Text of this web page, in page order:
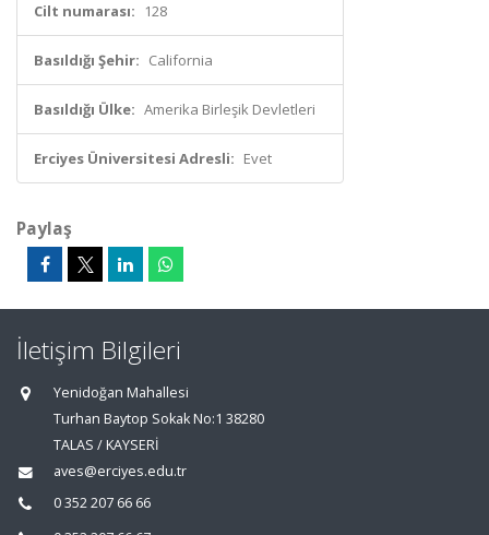
Cilt numarası: 128
Basıldığı Şehir: California
Basıldığı Ülke: Amerika Birleşik Devletleri
Erciyes Üniversitesi Adresli: Evet
Paylaş
İletişim Bilgileri
Yenidoğan Mahallesi
Turhan Baytop Sokak No:1 38280
TALAS / KAYSERİ
aves@erciyes.edu.tr
0 352 207 66 66